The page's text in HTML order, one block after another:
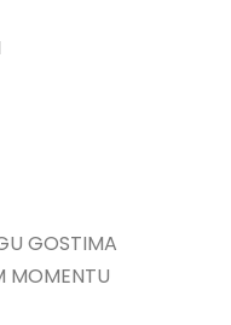
GOSTIMA
MOMENTU